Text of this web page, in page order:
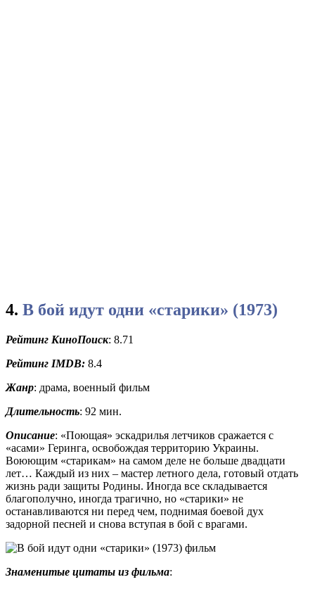
4. В бой идут одни «старики» (1973)
Рейтинг КиноПоиск: 8.71
Рейтинг IMDB: 8.4
Жанр: драма, военный фильм
Длительность: 92 мин.
Описание: «Поющая» эскадрилья летчиков сражается с
«асами» Геринга, освобождая территорию Украины.
Воюющим «старикам» на самом деле не больше двадцати
лет… Каждый из них – мастер летного дела, готовый отдать
жизнь ради защиты Родины. Иногда все складывается
благополучно, иногда трагично, но «старики» не
останавливаются ни перед чем, поднимая боевой дух
задорной песней и снова вступая в бой с врагами.
Знаменитые цитаты из фильма: